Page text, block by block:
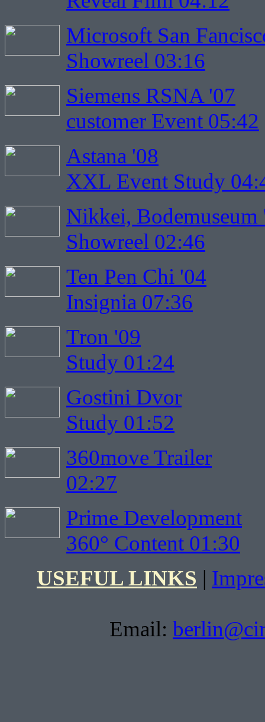
Microsoft San
Showreel 03:16
Siemens RSNA '07
customer Event 05:42
Astana '08
XXL Event Study
Nikkei, Bodemuseum
Showreel 02:46
Ten Pen Chi '04
Insignia 07:36
Tron '09
Study 01:24
Gostini Dvor
Study 01:52
360move Trailer
02:27
Prime Development
360° Content 01:30
USEFUL LINKS |
Email: